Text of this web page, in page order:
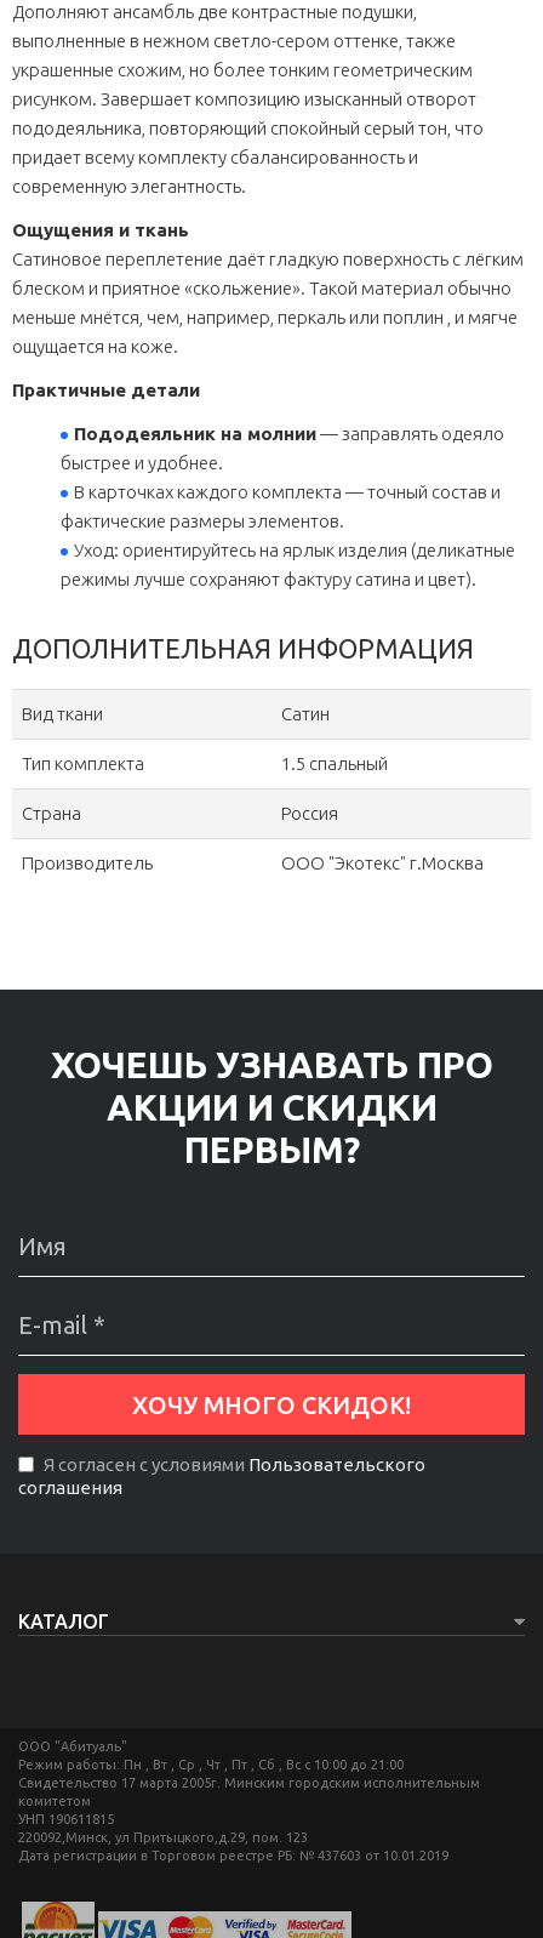
Дополняют ансамбль две контрастные подушки,
выполненные в нежном светло-сером оттенке, также
украшенные схожим, но более тонким геометрическим
рисунком. Завершает композицию изысканный отворот
пододеяльника, повторяющий спокойный серый тон, что
придает всему комплекту сбалансированность и
современную элегантность.
Ощущения и ткань
Сатиновое переплетение даёт гладкую поверхность с лёгким
блеском и приятное «скольжение». Такой материал обычно
меньше мнётся, чем, например, перкаль или поплин , и мягче
ощущается на коже.
Практичные детали
Пододеяльник на молнии— заправлять одеяло
быстрее и удобнее.
В карточках каждого комплекта — точный состав и
фактические размеры элементов.
Уход: ориентируйтесь на ярлык изделия (деликатные
режимы лучше сохраняют фактуру сатина и цвет).
ДОПОЛНИТЕЛЬНАЯ ИНФОРМАЦИЯ
Вид ткани Сатин
Тип комплекта 1.5 спальный
Страна Россия
Производитель ООО "Экотекс" г.Москва
ХОЧЕШЬ УЗНАВАТЬ ПРО
АКЦИИ И СКИДКИ
ПЕРВЫМ?
Я согласен с условиями Пользовательского
соглашения
КАТАЛОГ
ООО "Абитуаль"
Режим работы: Пн , Вт , Ср , Чт , Пт , Сб , Вс c 10:00 до 21:00
Свидетельство 17 марта 2005г. Минским городским исполнительным
комитетом
УНП 190611815
220092,Минск, ул Притыцкого,д.29, пом. 123
Дата регистрации в Торговом реестре РБ: № 437603 от 10.01.2019